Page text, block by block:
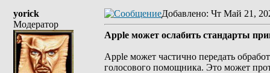
yorick
Модератор
Добавлено: Чт Май 21,
Аpple может ослабить стандарты
Apple может частично передать
голосового помощника. Это может